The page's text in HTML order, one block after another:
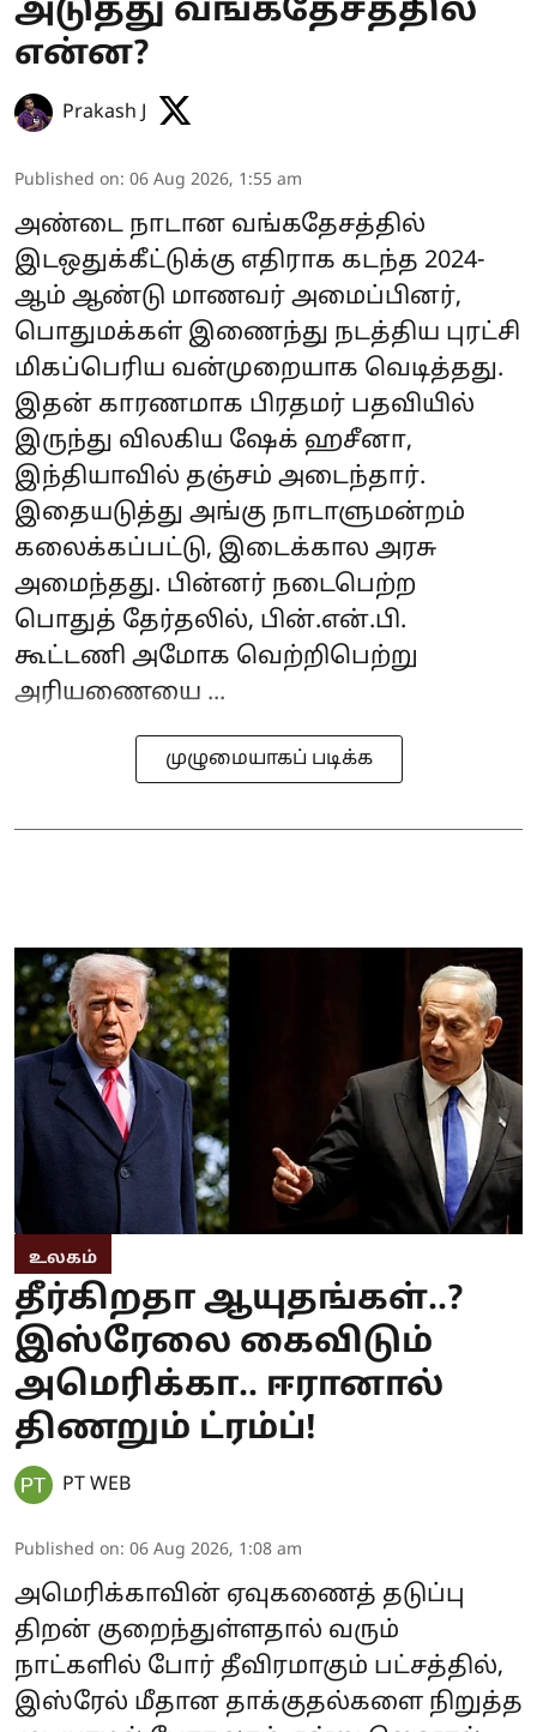
அடுத்து வங்கதேசத்தில்
என்ன?
Prakash J
Published on: 06 Aug 2026, 1:55 am
அண்டை நாடான வங்கதேசத்தில்
இடஒதுக்கீட்டுக்கு எதிராக கடந்த 2024-
ஆம் ஆண்டு மாணவர் அமைப்பினர்,
பொதுமக்கள் இணைந்து நடத்திய புரட்சி
மிகப்பெரிய வன்முறையாக வெடித்தது.
இதன் காரணமாக பிரதமர் பதவியில்
இருந்து விலகிய ஷேக் ஹசீனா,
இந்தியாவில் தஞ்சம் அடைந்தார்.
இதையடுத்து அங்கு நாடாளுமன்றம்
கலைக்கப்பட்டு, இடைக்கால அரசு
அமைந்தது. பின்னர் நடைபெற்ற
பொதுத் தேர்தலில், பின்.என்.பி.
கூட்டணி அமோக வெற்றிபெற்று
அரியணையை ...
முழுமையாகப் படிக்க
உலகம்
தீர்கிறதா ஆயுதங்கள்..?
இஸ்ரேலை கைவிடும்
அமெரிக்கா.. ஈரானால்
திணறும் ட்ரம்ப்!
PT WEB
Published on: 06 Aug 2026, 1:08 am
அமெரிக்காவின் ஏவுகணைத் தடுப்பு
திறன் குறைந்துள்ளதால் வரும்
நாட்களில் போர் தீவிரமாகும் பட்சத்தில்,
இஸ்ரேல் மீதான தாக்குதல்களை நிறுத்த